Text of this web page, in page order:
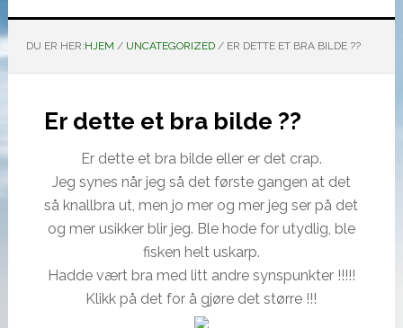
DU ER HER:HJEM / UNCATEGORIZED /ER DETTE ET BRA BILDE ??
Er dette et bra bilde ??
Er dette et bra bilde eller er det crap.
Jeg synes når jeg så det første gangen at det
så knallbra ut, men jo mer og mer jeg ser på det
og mer usikker blir jeg. Ble hode for utydlig, ble
fisken helt uskarp.
Hadde vært bra med litt andre synspunkter !!!!!
Klikk på det for å gjøre det større !!!